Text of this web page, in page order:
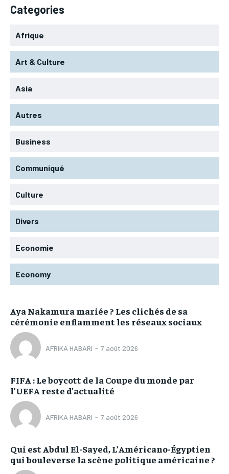
Categories
Afrique
Art & Culture
Asia
Autres
Business
Communiqué
Culture
Divers
Economie
Economy
Aya Nakamura mariée ? Les clichés de sa
cérémonie enflamment les réseaux sociaux
AFRIKA HABARI - 7 août 2026
FIFA : Le boycott de la Coupe du monde par
l’UEFA reste d’actualité
AFRIKA HABARI - 7 août 2026
Qui est Abdul El-Sayed, L’Américano-Égyptien
qui bouleverse la scène politique américaine ?